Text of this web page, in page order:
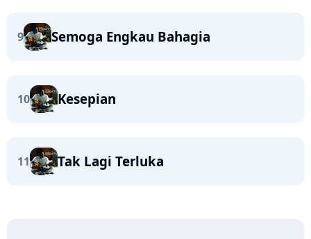
9 Semoga Engkau Bahagia
10 Kesepian
11 Tak Lagi Terluka